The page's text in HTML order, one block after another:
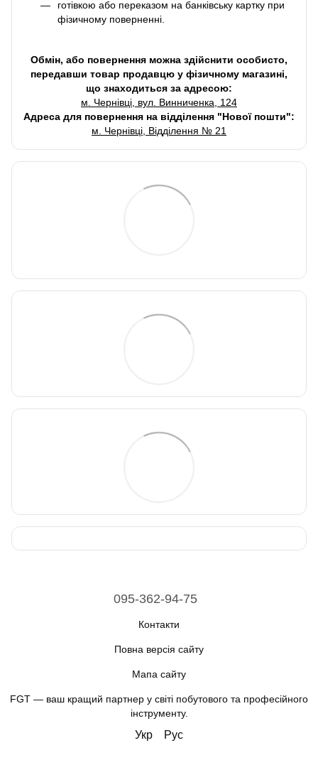
готівкою або переказом на банківську картку при
фізичному поверненні.
Обмін, або повернення можна здійснити особисто,
передавши товар продавцю у фізичному магазині,
що знаходиться за адресою:
м. Чернівці, вул. Винниченка, 124
Адреса для повернення на відділення "Нової пошти":
м. Чернівці, Відділення № 21
095-362-94-75
Контакти
Повна версія сайту
Мапа сайту
FGT — ваш кращий партнер у світі побутового та професійного
інструменту.
Укр Рус